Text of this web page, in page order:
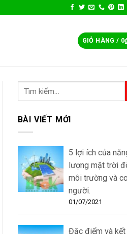
GIỎ HÀNG / 0
BÀI VIẾT MỚI
5 lợi ích của
lượng mặt trời
môi trường và
người.
01/07/2021
Đặc điểm và kết